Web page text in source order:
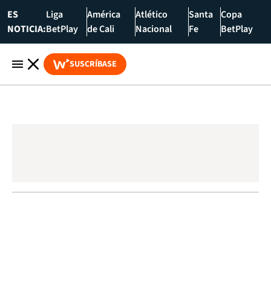
ES
NOTICIA:
Liga
BetPlay
América
de Cali
Atlético
Nacional
Santa
Fe
Copa
BetPlay
SUSCRÍBASE